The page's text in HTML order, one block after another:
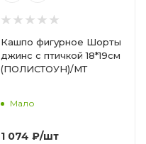
Кашпо фигурное Шорты
джинс с птичкой 18*19см
(ПОЛИСТОУН)/МТ
Мало
1 074 ₽/шт